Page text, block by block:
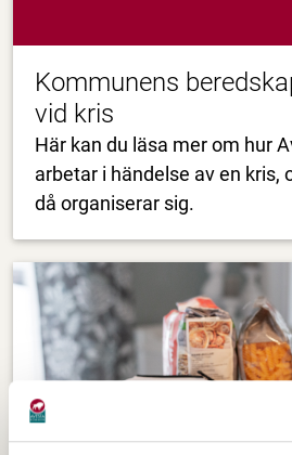
Kommunens
vid kris
Här kan du läsa mer om hur
arbetar i händelse av en kris,
då organiserar sig.